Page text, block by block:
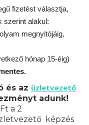
fizetést választja,
szerint alakul:
megnyitójáig,
hónap 15-éig)
és az üzletvezető
adunk!
a 2
képzés